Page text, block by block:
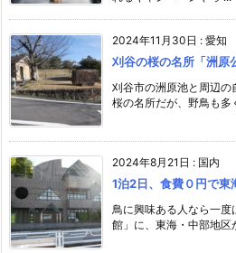
2024年11月30日 : 愛知
刈谷の桜の名所「洲原
刈谷市の洲原池と周辺の
桜の名所だが、野鳥も多
2024年8月21日 : 国内
1泊2日、食費０円で東
鳥に興味ある人なら一度
館」に、東海・中部地区